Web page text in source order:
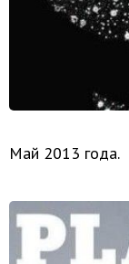
Май 2013 года.